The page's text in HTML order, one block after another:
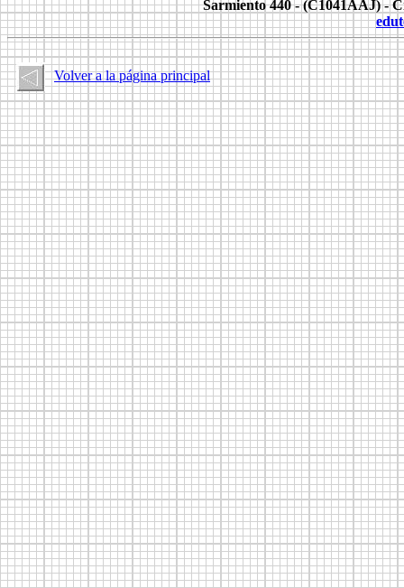
Sarmiento 440 - (C1041AAJ) -
Volver a la página principal